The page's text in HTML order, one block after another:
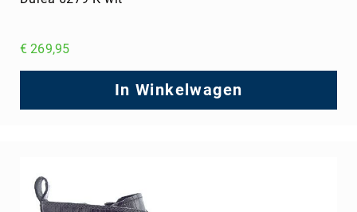
€ 269,95
In Winkelwagen